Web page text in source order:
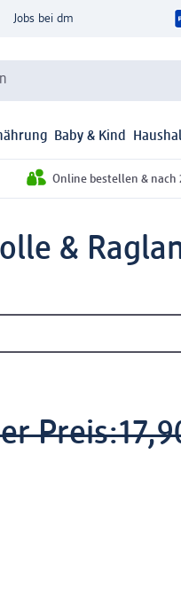
Jobs bei dm
Baby & Kind
Online bestellen & nach
&
Preis: